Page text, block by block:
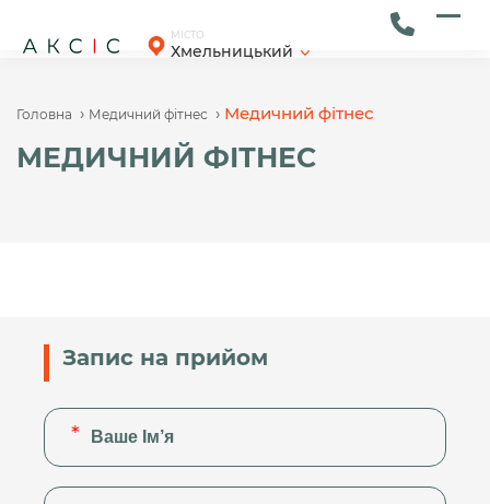
content
МІСТО
Хмельницький
Головна › Медичний фітнес › Медичний фітнес
МЕДИЧНИЙ ФІТНЕС
Запис на прийом